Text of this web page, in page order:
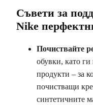
Съвети за
Nike
Почиствайте
обувки, като
продукти – за
почистващи
синтетичните